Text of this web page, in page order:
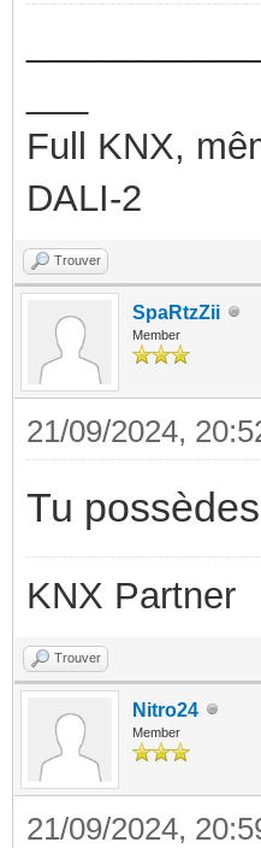
Full KNX,
DALI-2
Trouver
SpaRtzZii
Member
21/09/2024,
Tu
KNX Partner
Trouver
Nitro24
Member
21/09/2024,